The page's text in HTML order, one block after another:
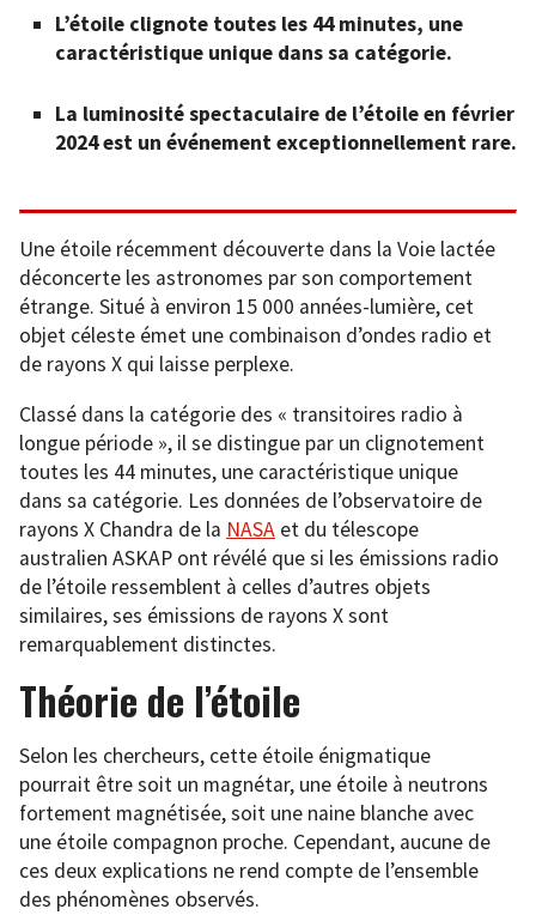
L’étoile clignote toutes les 44 minutes, une
caractéristique unique dans sa catégorie.
La luminosité spectaculaire de l’étoile en février
2024 est un événement exceptionnellement rare.
Une étoile récemment découverte dans la Voie lactée
déconcerte les astronomes par son comportement
étrange. Situé à environ 15 000 années-lumière, cet
objet céleste émet une combinaison d’ondes radio et
de rayons X qui laisse perplexe.
Classé dans la catégorie des « transitoires radio à
longue période », il se distingue par un clignotement
toutes les 44 minutes, une caractéristique unique
dans sa catégorie. Les données de l’observatoire de
rayons X Chandra de la NASA et du télescope
australien ASKAP ont révélé que si les émissions radio
de l’étoile ressemblent à celles d’autres objets
similaires, ses émissions de rayons X sont
remarquablement distinctes.
Théorie de l’étoile
Selon les chercheurs, cette étoile énigmatique
pourrait être soit un magnétar, une étoile à neutrons
fortement magnétisée, soit une naine blanche avec
une étoile compagnon proche. Cependant, aucune de
ces deux explications ne rend compte de l’ensemble
des phénomènes observés.